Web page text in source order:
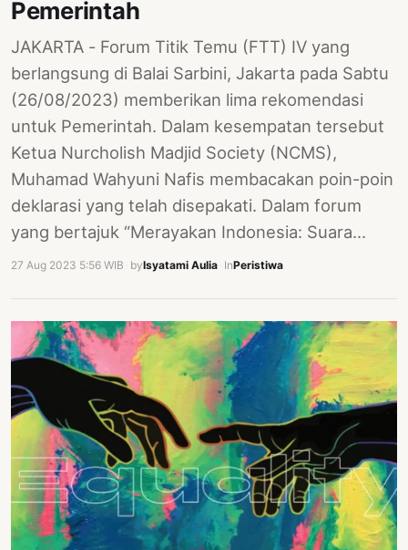
Pemerintah
JAKARTA - Forum Titik Temu (FTT) IV yang
berlangsung di Balai Sarbini, Jakarta pada Sabtu
(26/08/2023) memberikan lima rekomendasi
untuk Pemerintah. Dalam kesempatan tersebut
Ketua Nurcholish Madjid Society (NCMS),
Muhamad Wahyuni Nafis membacakan poin-poin
deklarasi yang telah disepakati. Dalam forum
yang bertajuk “Merayakan Indonesia: Suara…
27 Aug 2023 5:56 WIB byIsyatami Aulia InPeristiwa